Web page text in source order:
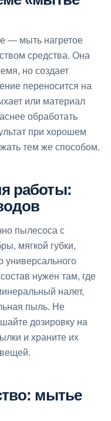
— мыть нагретое
средства. Она
но создает
переносится на
или материал
обработать
при хорошем
тем же способом.
работы:
пылесоса с
мягкой губки,
универсального
нужен там, где
налет,
пыль. Не
дозировку на
и храните их
вещей.
мытье